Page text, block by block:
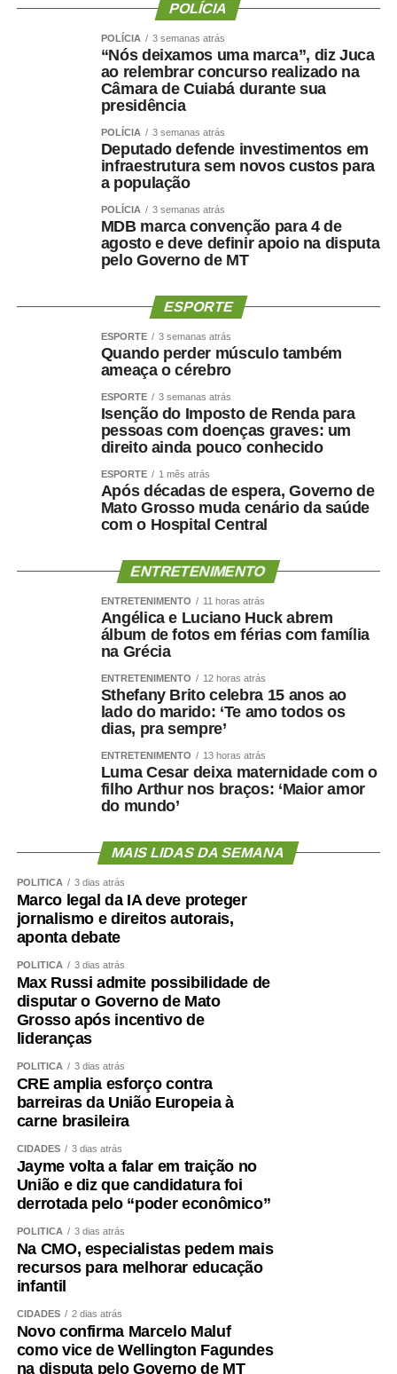
WhatsApp
Facebook
Twitter
Messenger
LinkedIn
Share
POLÍCIA
POLÍCIA 3 semanas atrás
“Nós deixamos uma marca”, diz Juca
ao relembrar concurso realizado na
Câmara de Cuiabá durante sua
presidência
POLÍCIA 3 semanas atrás
Deputado defende investimentos em
infraestrutura sem novos custos para
a população
POLÍCIA 3 semanas atrás
MDB marca convenção para 4 de
agosto e deve definir apoio na disputa
pelo Governo de MT
ESPORTE
ESPORTE 3 semanas atrás
Quando perder músculo também
ameaça o cérebro
ESPORTE 3 semanas atrás
Isenção do Imposto de Renda para
pessoas com doenças graves: um
direito ainda pouco conhecido
ESPORTE 1 mês atrás
Após décadas de espera, Governo de
Mato Grosso muda cenário da saúde
com o Hospital Central
ENTRETENIMENTO
ENTRETENIMENTO 11 horas atrás
Angélica e Luciano Huck abrem
álbum de fotos em férias com família
na Grécia
ENTRETENIMENTO 12 horas atrás
Sthefany Brito celebra 15 anos ao
lado do marido: ‘Te amo todos os
dias, pra sempre’
ENTRETENIMENTO 13 horas atrás
Luma Cesar deixa maternidade com o
filho Arthur nos braços: ‘Maior amor
do mundo’
MAIS LIDAS DA SEMANA
POLÍTICA 3 dias atrás
Marco legal da IA deve proteger
jornalismo e direitos autorais,
aponta debate
POLÍTICA 3 dias atrás
Max Russi admite possibilidade de
disputar o Governo de Mato
Grosso após incentivo de
lideranças
POLÍTICA 3 dias atrás
CRE amplia esforço contra
barreiras da União Europeia à
carne brasileira
CIDADES 3 dias atrás
Jayme volta a falar em traição no
União e diz que candidatura foi
derrotada pelo “poder econômico”
POLÍTICA 3 dias atrás
Na CMO, especialistas pedem mais
recursos para melhorar educação
infantil
CIDADES 2 dias atrás
Novo confirma Marcelo Maluf
como vice de Wellington Fagundes
na disputa pelo Governo de MT